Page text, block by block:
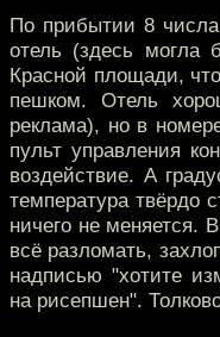
По прибытии 8
отель (здесь могла
Красной площади,
пешком. Отель
реклама), но в
пульт управления
воздействие. А
температура твёрдо
ничего не меняется.
всё разломать,
надписью "хотите
на рисепшен".